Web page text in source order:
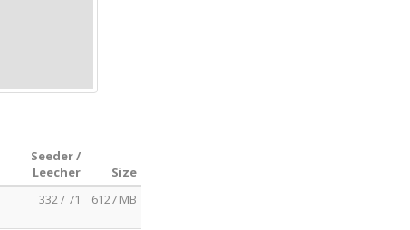
Seeder /
Leecher
Size
332 / 71 6127 MB